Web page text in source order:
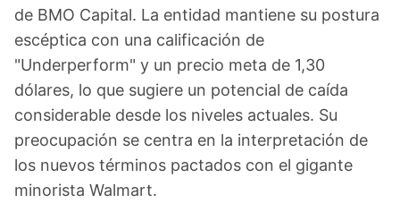
de BMO Capital. La entidad mantiene su postura
escéptica con una calificación de
"Underperform" y un precio meta de 1,30
dólares, lo que sugiere un potencial de caída
considerable desde los niveles actuales. Su
preocupación se centra en la interpretación de
los nuevos términos pactados con el gigante
minorista Walmart.